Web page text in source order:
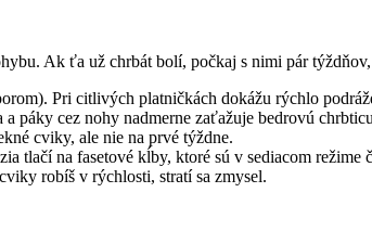
Ak ťa už chrbát bolí, počkaj s nimi pár
Pri citlivých platničkách dokážu rýchlo
páky cez nohy nadmerne zaťažuje bedrovú
cviky, ale nie na prvé týždne.
tlačí na fasetové kĺby, ktoré sú v sediacom režime
robíš v rýchlosti, stratí sa zmysel.